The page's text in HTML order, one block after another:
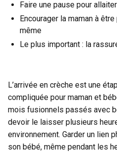
Faire une pause pour allaiter
Encourager la maman à
même
Le plus important : la
L’arrivée en crèche est une
compliquée pour maman et
mois fusionnels passés avec
devoir le laisser plusieurs
environnement. Garder un lien
son bébé, même pendant les